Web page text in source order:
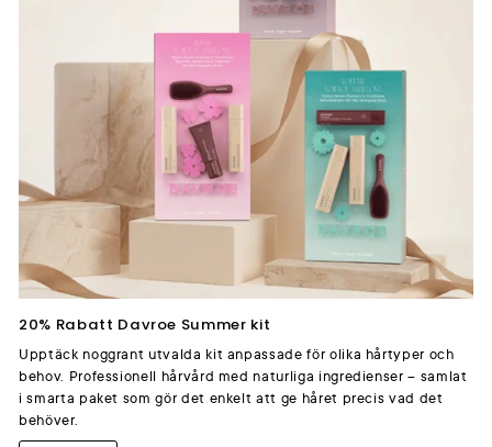
20% Rabatt Davroe Summer kit
Upptäck noggrant utvalda kit anpassade för olika hårtyper och
behov. Professionell hårvård med naturliga ingredienser – samlat
i smarta paket som gör det enkelt att ge håret precis vad det
behöver.